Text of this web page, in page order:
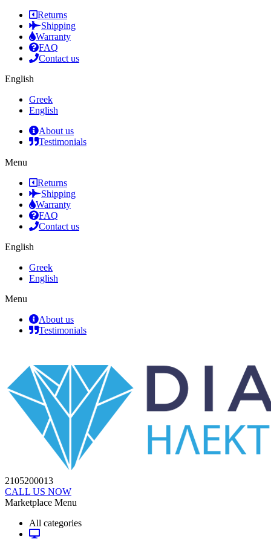
Returns
Shipping
Warranty
FAQ
Contact us
English
Greek
English
About us
Testimonials
Menu
Returns
Shipping
Warranty
FAQ
Contact us
English
Greek
English
Menu
About us
Testimonials
2105200013
CALL US NOW
Marketplace Menu
All categories